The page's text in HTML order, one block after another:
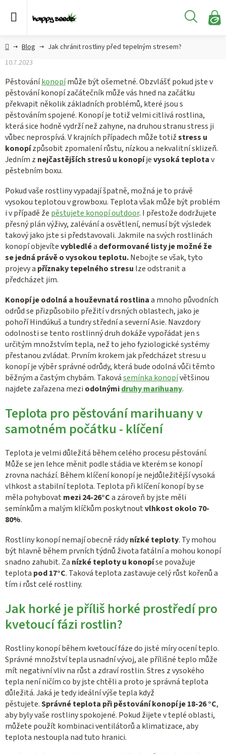
Hledat
Semena
CBD,
CBG a
HHC
konopí
Konopné
produkty
Hašiš
Kratom
HlavníBlog
Jak chránit rostliny před tepelným stresem?
10.7.2023
Pěstováníkonopímůže být ošemetné. Obzvlášť pokud jste v
pěstování konopí začátečník může vás hned na začátku
překvapit několik základních problémů, které jsou s
pěstováním spojené. Konopí je totiž velmi citlivá rostlina,
která sice hodně vydrží než zahyne, na druhou stranu stress ji
vůbec neprospívá. V krajních případech může totižstress u
konopízpůsobit zpomalení růstu, nízkou a nekvalitní sklizeň.
Jedním z nejčastějších stresů u konopíjevysoká teplotav
pěstebním boxu.
Pokud vaše rostliny vypadají špatně, možná je to právě
vysokou teplotou v growboxu. Teplota však může být problém
i v případě že pěstujete konopí outdoor. I přestože dodržujete
přesný plán výživy, zalévání a osvětlení, nemusí být výsledek
takový jako jste si představovali. Jakmile na svých rostlinách
konopí objevítevybledléa deformované listy je možné že
se jedná právě o vysokou teplotu.Nebojte se však, tyto
projevy a příznaky tepelného stresu lze odstranit a
předcházet jim.
Konopí je odolná a houževnatá rostlinaa mnoho původních
odrůd se přizpůsobilo přežití v drsných oblastech, jako je
pohoří Hindúkuš a tundry střední a severní Asie. Navzdory
odolnosti se tento rostlinný druh dokáže vypořádat jen s
určitým množstvím tepla, než to jeho fyziologické systémy
přestanou zvládat. Prvním krokem jak předcházet stresu u
konopí je výběr správné odrůdy, která bude odolná vůči těmto
běžným a častým chybám. Takovásemínka konopívětšinou
najdete zařazena mezi odolnýmidruhy marihuany.
Teplota pro pěstování marihuany v
samotném počátku - klíčení
Teplota je velmi důležitá během celého procesu pěstování.
Může se jen lehce měnit podle stádia ve kterém se konopí
zrovna nachází. Během klíčení konopí je nejdůležitější vysoká
vlhkost a stabilní teplota. Teplota při klíčení konopí by se
měla pohybovat mezi 24-26°Ca zároveň by jste měli
semínkům a malým klíčkům poskytnoutvlhkost okolo 70-
80%.
Rostliny konopí nemají obecně rádynízké teploty. Ty mohou
být hlavně během prvních týdnů života fatální a mohou konopí
snadno zahubit. Za nízké teploty u konopíse považuje
teplota pod 17°C. Taková teplota zastavuje celý růst kořenů a
tím i růst celé rostliny.
Jak horké je příliš horké prostředí pro
kvetoucí fázi rostlin?
Rostliny konopí během kvetoucí fáze do jisté míry ocení teplo.
Správné množství tepla usnadní vývoj, ale přílišné teplo může
mít negativní vliv na růst a zdraví rostlin. Stres z vysokého
tepla není ničím co by jste chtěli a proto je správná teplota
důležitá. Jaká je tedy ideální výše tepla když
pěstujete.Správné teplota při pěstování konopí je 18-26 °C,
aby byly vaše rostliny spokojené. Pokud žijete v teplé oblasti,
můžete použít kombinaci ventilátorů a klimatizace, aby
teplota nestoupla nad tuto hranici.